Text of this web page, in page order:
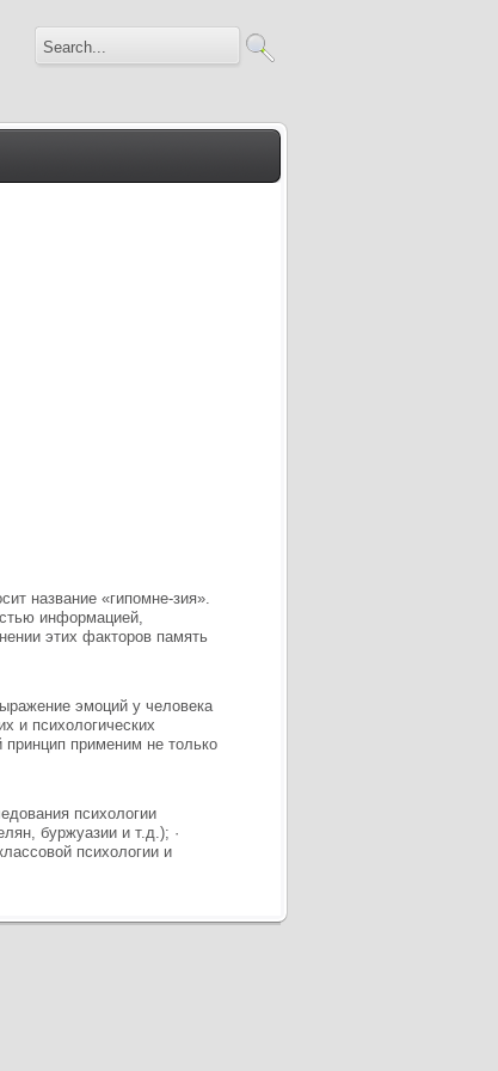
название «гипомне-зия».
информацией,
этих факторов память
эмоций у человека
и психологических
применим не только
психологии
буржуазии и т.д.); ·
психологии и